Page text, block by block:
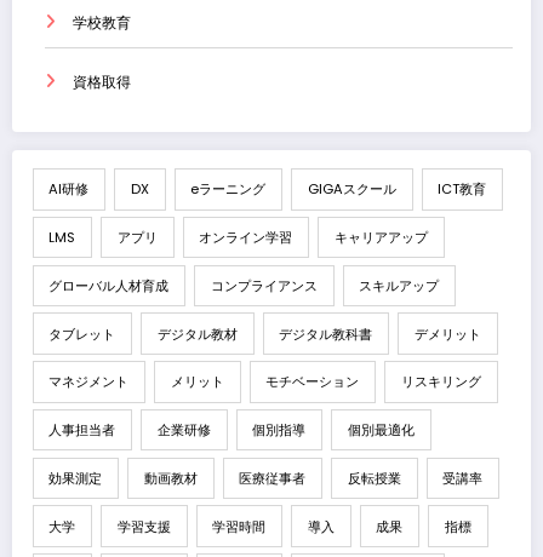
学校教育
資格取得
AI研修 DX eラーニング GIGAスクール ICT教育
LMS アプリ オンライン学習 キャリアアップ
グローバル人材育成 コンプライアンス スキルアップ
タブレット デジタル教材 デジタル教科書 デメリット
マネジメント メリット モチベーション リスキリング
人事担当者 企業研修 個別指導 個別最適化
効果測定 動画教材 医療従事者 反転授業 受講率
大学 学習支援 学習時間 導入 成果 指標